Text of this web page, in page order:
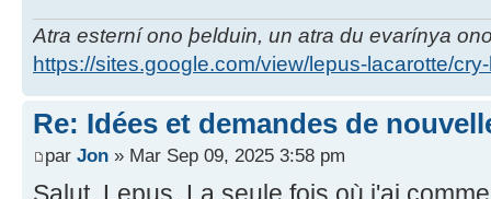
Atra esterní ono þelduin, un atra du evarínya
https://sites.google.com/view/lepus-lacarotte/
Re: Idées et demandes de
par Jon » Mar Sep 09, 2025 3:58 pm